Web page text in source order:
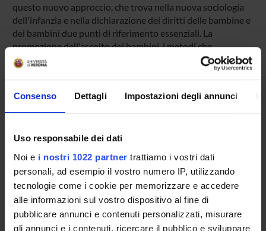
Consenso Dettagli Impostazioni degli annunci
Uso responsabile dei dati
Noi e i nostri 1022 partner trattiamo i vostri dati
personali, ad esempio il vostro numero IP, utilizzando
tecnologie come i cookie per memorizzare e accedere
alle informazioni sul vostro dispositivo al fine di
pubblicare annunci e contenuti personalizzati, misurare
gli annunci e i contenuti, ricercare il pubblico e sviluppare
questo nuovo approccio, che trova nella nuova sociologia
dell'infanzia e nella dichiarazione dei diritti delle bambine e
dei bambini due punti di riferimento essenziali. La
promozione dell'ascolto dei bambini, i metodi che
favoriscono la loro partecipazione e alcuni aspetti critici
connessi al coinvolgimento dei più piccoli rappresentano i
articolo.
Id prodotto:
Handle IRIS:
11562/376279
depositato il: